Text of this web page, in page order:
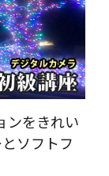
をきれい
ソフトフ